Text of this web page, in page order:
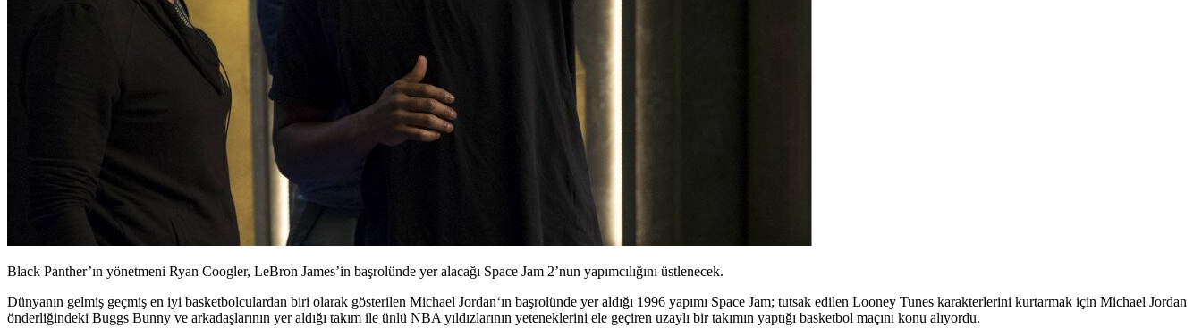
Black Panther’ın yönetmeni Ryan Coogler, LeBron James’in başrolünde yer alacağı Space Jam 2’nun yapımcılığını üstlenecek.
Dünyanın gelmiş geçmiş en iyi basketbolculardan biri olarak gösterilen Michael Jordan‘ın başrolünde yer aldığı 1996 yapımı Space Jam; tutsak edilen Looney Tunes karakterlerini kurtarmak için Michael Jordan
önderliğindeki Buggs Bunny ve arkadaşlarının yer aldığı takım ile ünlü NBA yıldızlarının yeteneklerini ele geçiren uzaylı bir takımın yaptığı basketbol maçını konu alıyordu.